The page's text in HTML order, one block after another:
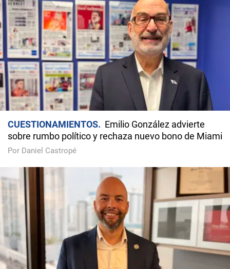
CUESTIONAMIENTOS
Emilio González advierte
sobre rumbo político y rechaza nuevo bono de Miami
Por Daniel Castropé